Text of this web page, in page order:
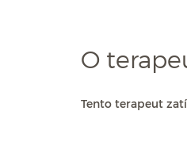
O
Tento terapeut